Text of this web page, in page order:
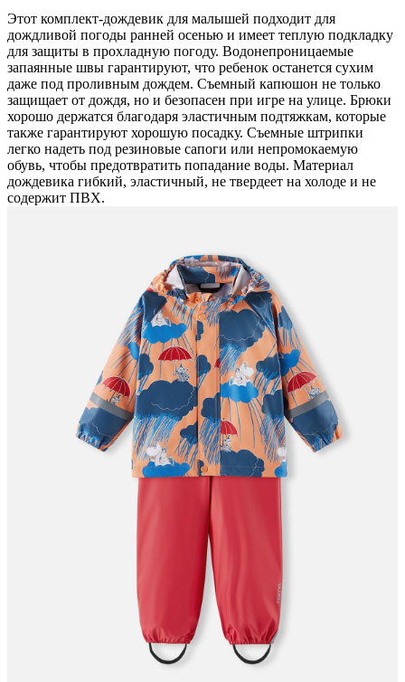
Этот комплект-дождевик для малышей подходит для
дождливой погоды ранней осенью и имеет теплую подкладку
для защиты в прохладную погоду. Водонепроницаемые
запаянные швы гарантируют, что ребенок останется сухим
даже под проливным дождем. Съемный капюшон не только
защищает от дождя, но и безопасен при игре на улице. Брюки
хорошо держатся благодаря эластичным подтяжкам, которые
также гарантируют хорошую посадку. Съемные штрипки
легко надеть под резиновые сапоги или непромокаемую
обувь, чтобы предотвратить попадание воды. Материал
дождевика гибкий, эластичный, не твердеет на холоде и не
содержит ПВХ.